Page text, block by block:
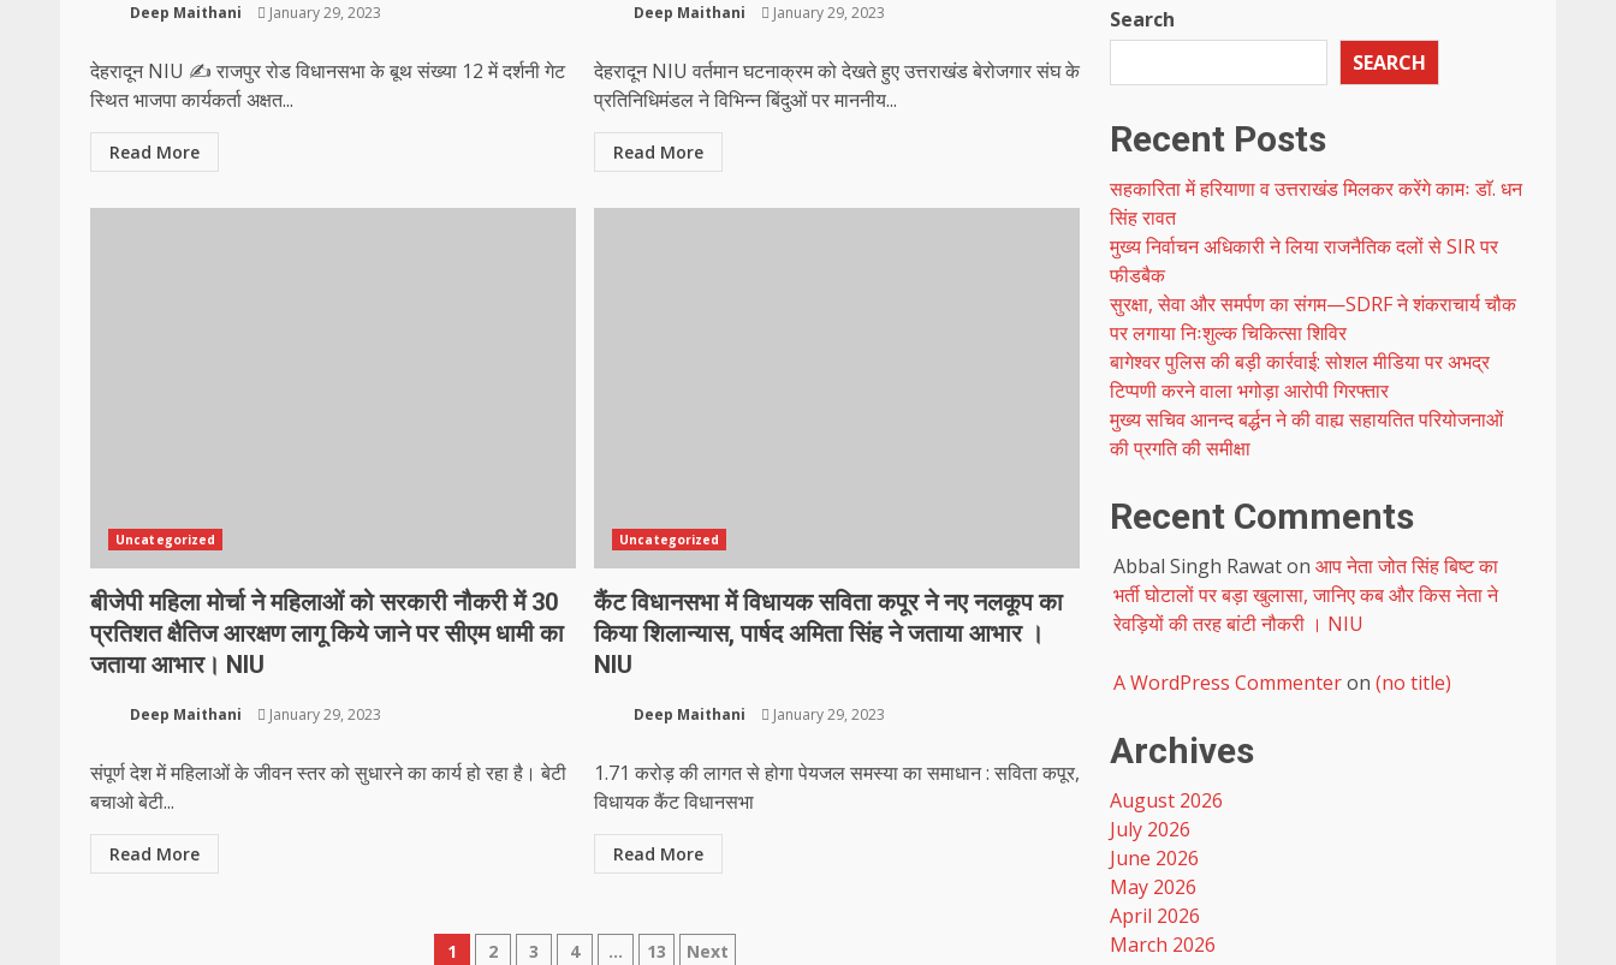
Deep Maithani January 29, 2023
देहरादून NIU ✍️ राजपुर रोड विधानसभा के बूथ संख्या 12 में दर्शनी गेट
स्थित भाजपा कार्यकर्ता अक्षत...
Read More
Deep Maithani January 29, 2023
देहरादून NIU वर्तमान घटनाक्रम को देखते हुए उत्तराखंड बेरोजगार संघ के
प्रतिनिधिमंडल ने विभिन्न बिंदुओं पर माननीय...
Read More
Uncategorized
बीजेपी महिला मोर्चा ने महिलाओं को सरकारी नौकरी में 30
प्रतिशत क्षैतिज आरक्षण लागू किये जाने पर सीएम धामी का
जताया आभार। NIU
Deep Maithani January 29, 2023
संपूर्ण देश में महिलाओं के जीवन स्तर को सुधारने का कार्य हो रहा है। बेटी
बचाओ बेटी...
Read More
Uncategorized
कैंट विधानसभा में विधायक सविता कपूर ने नए नलकूप का
किया शिलान्यास, पार्षद अमिता सिंह ने जताया आभार ।
NIU
Deep Maithani January 29, 2023
1.71 करोड़ की लागत से होगा पेयजल समस्या का समाधान : सविता कपूर,
विधायक कैंट विधानसभा
Read More
Posts
1 2 3 4 … 13 Next
Search
SEARCH
Recent Posts
सहकारिता में हरियाणा व उत्तराखंड मिलकर करेंगे कामः डाॅ. धन
सिंह रावत
मुख्य निर्वाचन अधिकारी ने लिया राजनैतिक दलों से SIR पर
फीडबैक
सुरक्षा, सेवा और समर्पण का संगम—SDRF ने शंकराचार्य चौक
पर लगाया निःशुल्क चिकित्सा शिविर
बागेश्वर पुलिस की बड़ी कार्रवाई: सोशल मीडिया पर अभद्र
टिप्पणी करने वाला भगोड़ा आरोपी गिरफ्तार
मुख्य सचिव आनन्द बर्द्धन ने की वाह्य सहायतित परियोजनाओं
की प्रगति की समीक्षा
Recent Comments
Abbal Singh Rawatonआप नेता जोत सिंह बिष्ट का
भर्ती घोटालों पर बड़ा खुलासा, जानिए कब और किस नेता ने
रेवड़ियों की तरह बांटी नौकरी । NIU
A WordPress Commenteron(no title)
Archives
August 2026
July 2026
June 2026
May 2026
April 2026
March 2026